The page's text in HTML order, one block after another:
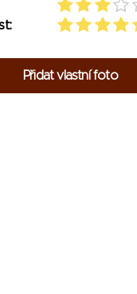
Přidat vlastní foto